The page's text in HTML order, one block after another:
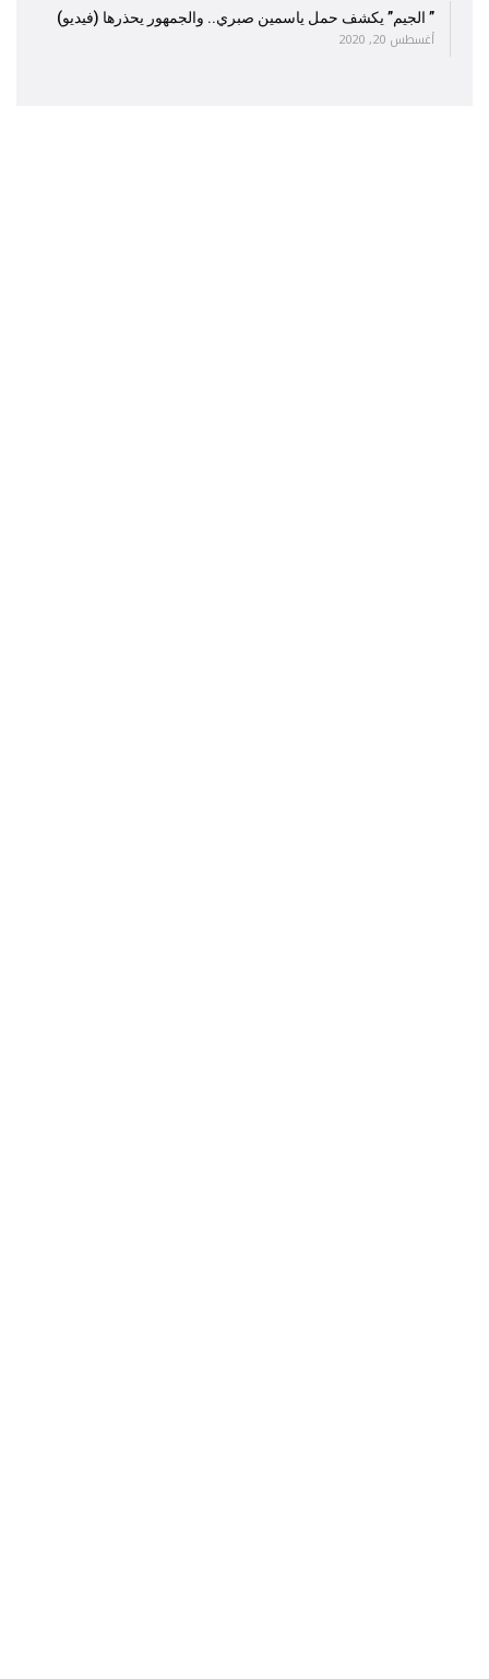
” الجيم” يكشف حمل ياسمين صبري.. والجمهور يحذرها (فيديو)
أغسطس 20, 2020